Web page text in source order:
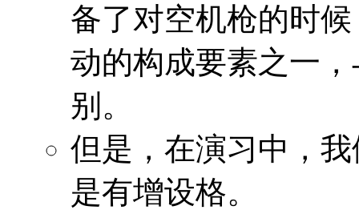
备了对空机枪的时
动的构成要素之一
别。
但是，在演习中，
是有增设格。